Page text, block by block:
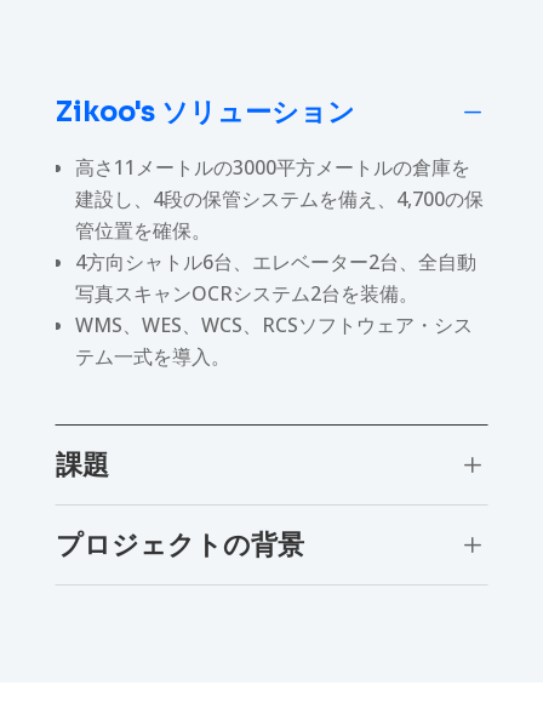
Zikoo's ソリューション K
高さ11メートルの3000平方メートルの倉庫を
建設し、4段の保管システムを備え、4,700の保
管位置を確保。
4方向シャトル6台、エレベーター2台、全自動
写真スキャンOCRシステム2台を装備。
WMS、WES、WCS、RCSソフトウェア・シス
テム一式を導入。
課題 L
プロジェクトの背景 L